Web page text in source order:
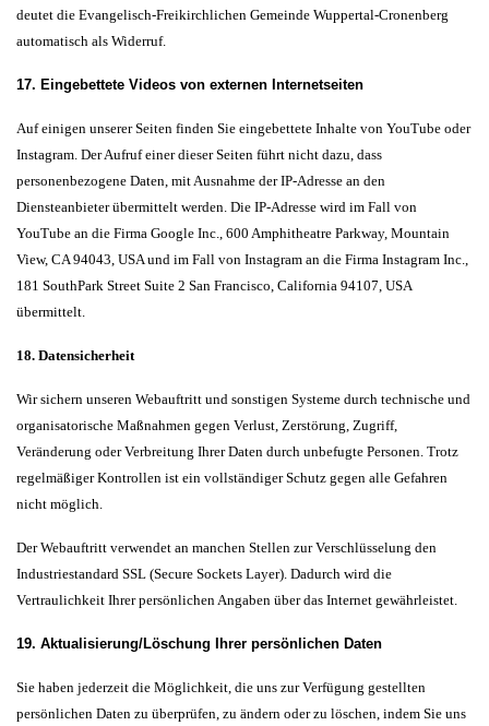
deutet die Evangelisch-Freikirchlichen Gemeinde Wuppertal-Cronenberg
automatisch als Widerruf.
17. Eingebettete Videos von externen Internetseiten
Auf einigen unserer Seiten finden Sie eingebettete Inhalte von YouTube oder
Instagram. Der Aufruf einer dieser Seiten führt nicht dazu, dass
personenbezogene Daten, mit Ausnahme der IP-Adresse an den
Diensteanbieter übermittelt werden. Die IP-Adresse wird im Fall von
YouTube an die Firma Google Inc., 600 Amphitheatre Parkway, Mountain
View, CA 94043, USA und im Fall von Instagram an die Firma Instagram Inc.,
181 SouthPark Street Suite 2 San Francisco, California 94107, USA
übermittelt.
18. Datensicherheit
Wir sichern unseren Webauftritt und sonstigen Systeme durch technische und
organisatorische Maßnahmen gegen Verlust, Zerstörung, Zugriff,
Veränderung oder Verbreitung Ihrer Daten durch unbefugte Personen. Trotz
regelmäßiger Kontrollen ist ein vollständiger Schutz gegen alle Gefahren
nicht möglich.
Der Webauftritt verwendet an manchen Stellen zur Verschlüsselung den
Industriestandard SSL (Secure Sockets Layer). Dadurch wird die
Vertraulichkeit Ihrer persönlichen Angaben über das Internet gewährleistet.
19. Aktualisierung/Löschung Ihrer persönlichen Daten
Sie haben jederzeit die Möglichkeit, die uns zur Verfügung gestellten
persönlichen Daten zu überprüfen, zu ändern oder zu löschen, indem Sie uns